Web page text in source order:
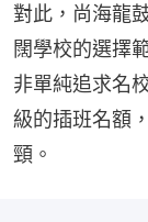
對此，尚海龍
闊學校的選擇
非單純追求名
級的插班名額
頸。